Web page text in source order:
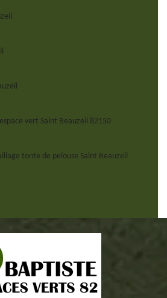
vert Saint Beauzeil 82150
tonte de pelouse Saint Beauzeil